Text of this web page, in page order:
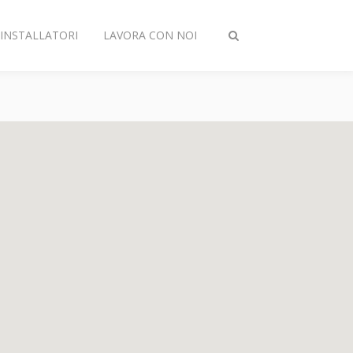
Attiva/disattiva
INSTALLATORI LAVORA CON NOI